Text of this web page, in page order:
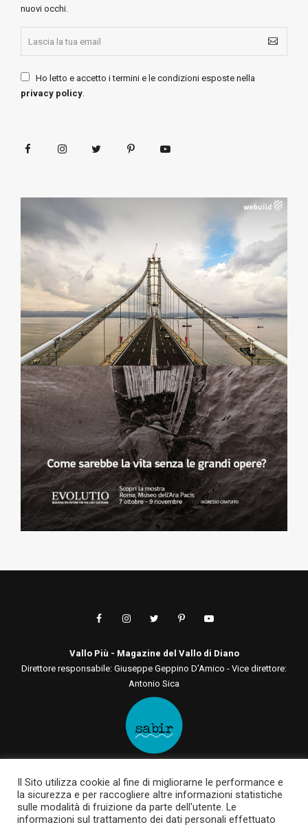
nuovi occhi.
Ho letto e accetto i termini e le condizioni esposte nella
privacy policy.
Vallo Più - Magazine del Vallo di Diano
Direttore responsabile: Giuseppe Geppino D’Amico - Vice direttore:
Antonio Sica
Via San Tommaso D'Aquino, 75 00136 - Roma - RM | Via Roma, 133
84030 - Casalbuono - SA
P.IVA 12722561003 | sabircomunicazionesrls@pec.it
Il Sito utilizza cookie al fine di migliorarne le performance e
la sicurezza e per raccogliere altre informazioni statistiche
sulle modalità di fruizione da parte dell'utente. Le
informazioni sul trattamento dei dati personali effettuato